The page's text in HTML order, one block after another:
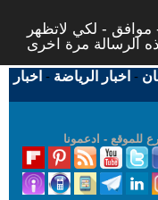
موافق - لكي لاتظهر
- اخبار الرياضة - اخبار
للموقع - ادعمونا